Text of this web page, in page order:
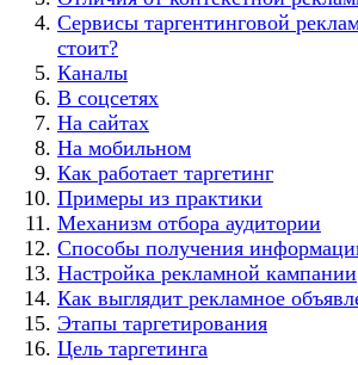
Сервисы таргентинговой
стоит?
Каналы
В соцсетях
На сайтах
На мобильном
Как работает таргетинг
Примеры из практики
Механизм отбора аудитории
Способы получения
Настройка рекламной кампании
Как выглядит рекламное
Этапы таргетирования
Цель таргетинга